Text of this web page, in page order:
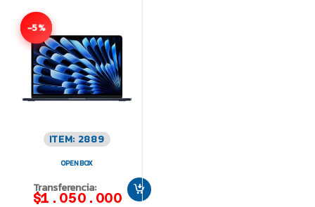
-5%
ITEM: 2889
OPEN BOX
Transferencia:
$1.050.000